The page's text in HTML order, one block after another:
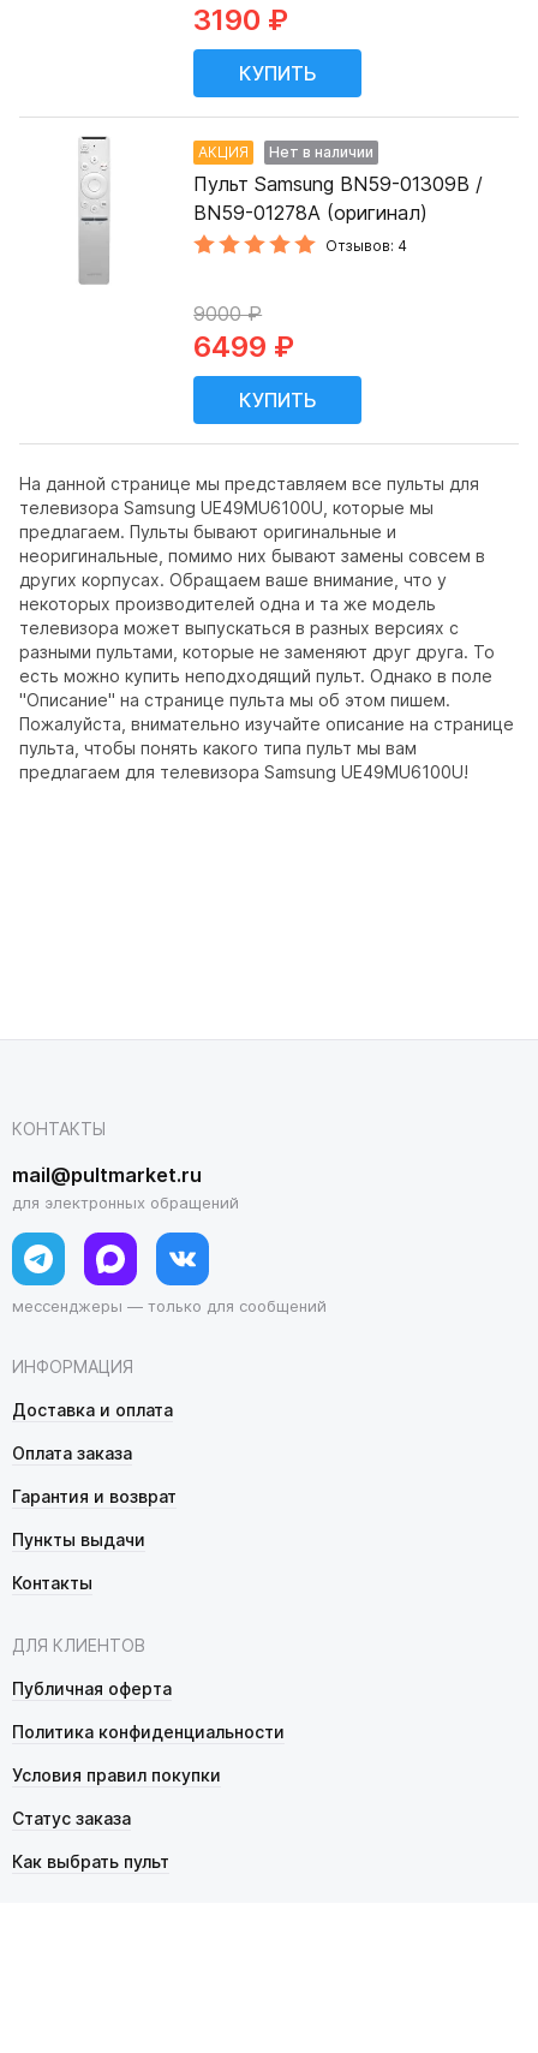
На данной странице мы представляем все пульты для
телевизора Samsung UE49MU6100U, которые мы
предлагаем. Пульты бывают оригинальные и
неоригинальные, помимо них бывают замены совсем в
других корпусах. Обращаем ваше внимание, что у
некоторых производителей одна и та же модель
телевизора может выпускаться в разных версиях с
разными пультами, которые не заменяют друг друга. То
есть можно купить неподходящий пульт. Однако в поле
"Описание" на странице пульта мы об этом пишем.
Пожалуйста, внимательно изучайте описание на странице
пульта, чтобы понять какого типа пульт мы вам
предлагаем для телевизора Samsung UE49MU6100U!
3190 ₽
АКЦИЯ Нет в наличии
Пульт Samsung BN59-01309B /
BN59-01278A (оригинал)
Отзывов: 4
9000 ₽
6499 ₽
ИНФОРМАЦИЯ
Доставка и оплата
Оплата заказа
Гарантия и возврат
Пункты выдачи
Контакты
ДЛЯ КЛИЕНТОВ
Публичная оферта
Политика конфиденциальности
Условия правил покупки
Статус заказа
Как выбрать пульт
КОНТАКТЫ
mail@pultmarket.ru
для электронных обращений
мессенджеры — только для сообщений